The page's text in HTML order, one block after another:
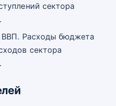
сектора
Расходы бюджета
сектора